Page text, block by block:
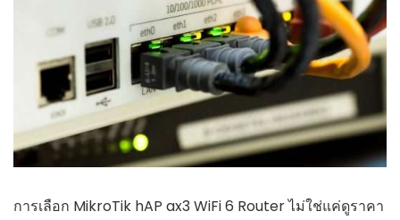
การเลือก MikroTik hAP ax3 WiFi 6 Router ไม่ใช่แค่ดูราคา